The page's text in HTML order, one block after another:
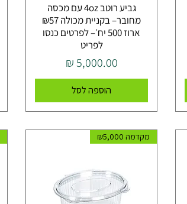
גביע רוטב 4oz עם מכסה
מחובר– בקניית מכולה ₪57
ארוז 500 יח׳– לפרטים כנסו
לפריט
מחיר
הוספה לסל
מקדמה ₪5,000